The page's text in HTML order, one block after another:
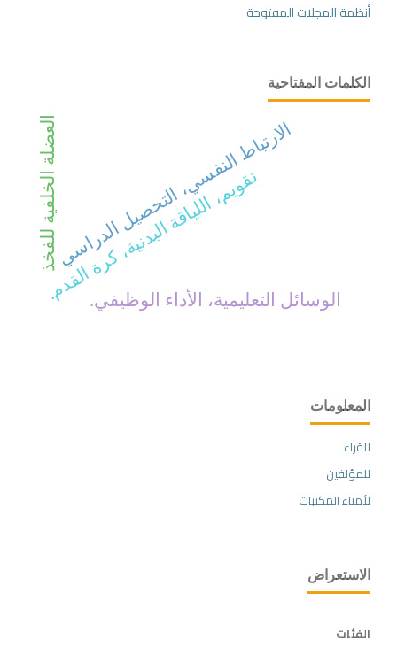
أنظمة المجلات المفتوحة
الكلمات المفتاحية
تقويم، اللياقة البدنية، كرة القدم.
العضلة الخلفية للفخذالارتباط النفسي، التحصيل الدراسي
الوسائل التعليمية، الأداء الوظيفي.
المعلومات
للقراء
للمؤلفين
لأمناء المكتبات
الاستعراض
الفئات